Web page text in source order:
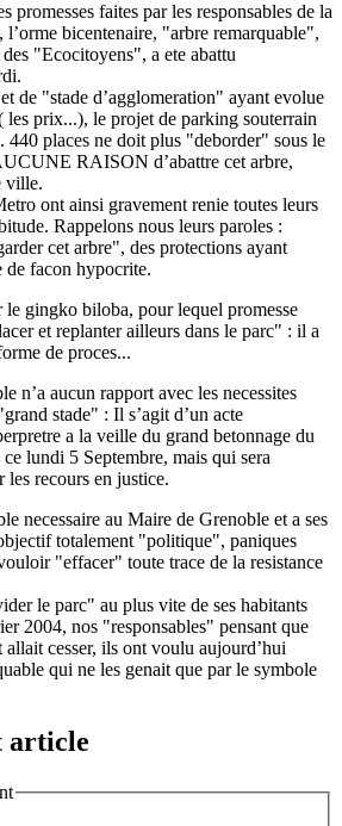
promesses faites par les responsables de la
bicentenaire, "arbre remarquable",
"Ecocitoyens", a ete abattu
de "stade d’agglomeration" ayant evolue
les prix...), le projet de parking souterrain
440 places ne doit plus "deborder" sous le
RAISON d’abattre cet arbre,
ville.
ont ainsi gravement renie toutes leurs
Rappelons nous leurs paroles :
cet arbre", des protections ayant
de facon hypocrite.
le gingko biloba, pour lequel promesse
et replanter ailleurs dans le parc" : il a
de proces...
n’a aucun rapport avec les necessites
stade" : Il s’agit d’un acte
a la veille du grand betonnage du
lundi 5 Septembre, mais qui sera
les recours en justice.
necessaire au Maire de Grenoble et a ses
totalement "politique", paniques
"effacer" toute trace de la resistance
le parc" au plus vite de ses habitants
2004, nos "responsables" pensant que
allait cesser, ils ont voulu aujourd’hui
qui ne les genait que par le symbole
article